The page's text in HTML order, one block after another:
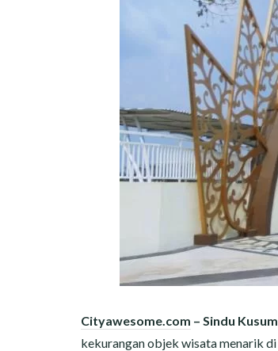
Cityawesome.com – Sindu
kekurangan objek wisata menarik